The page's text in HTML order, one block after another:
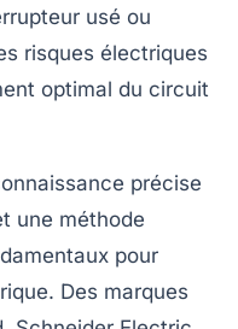
usé ou
risques électriques
optimal du circuit
précise
une méthode
pour
Des marques